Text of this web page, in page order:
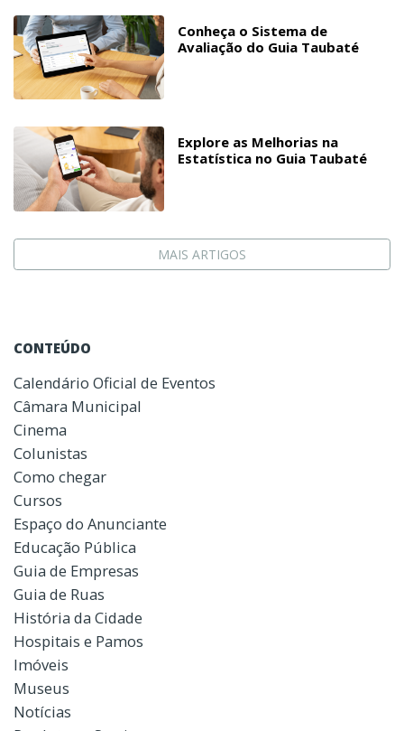
Conheça o Sistema de
Avaliação do Guia Taubaté
Explore as Melhorias na
Estatística no Guia Taubaté
MAIS ARTIGOS
CONTEÚDO
Calendário Oficial de Eventos
Câmara Municipal
Cinema
Colunistas
Como chegar
Cursos
Espaço do Anunciante
Educação Pública
Guia de Empresas
Guia de Ruas
História da Cidade
Hospitais e Pamos
Imóveis
Museus
Notícias